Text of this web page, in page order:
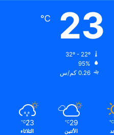
23
℃
95%
0.26 كم/س
℃
29
℃
الأثنين
23
℃
الثلاثاء